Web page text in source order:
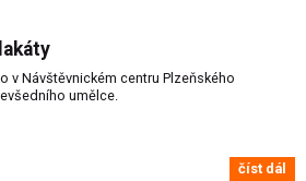
v Návštěvnickém centru Plzeňského
umělce.
číst dál